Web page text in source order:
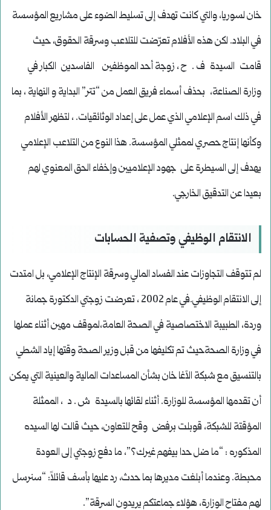
خان لسوريا، والتي كانت تهدف إلى تسليط الضوء على مشاريع المؤسسة
في البلاد. لكن هذه الأفلام تعرّضت للتلاعب وسرقة الحقوق، حيث
قامت السيدة ف . ح ، زوجة أحد الموظفين الفاسدين الكبار في
وزارة الصناعة، بحذف أسماء فريق العمل من “تتر” البداية و النهاية ، بما
في ذلك اسم الإعلامي الذي عمل على إعداد الوثائقيات. ، لتظهر الأفلام
وكأنها إنتاج حصري لممثلي المؤسسة. هذا النوع من التلاعب الإعلامي
يهدف إلى السيطرة على جهود الإعلاميين وإخفاء الحق المعنوي لهم
بعيدا عن التدقيق الخارجي.
الانتقام الوظيفي وتصفية الحسابات
لم تتوقف التجاوزات عند الفساد المالي وسرقة الإنتاج الإعلامي، بل امتدت
إلى الانتقام الوظيفي.في عام 2002 ، تعرضت زوجتي الدكتورة جمانة
وردة، الطبيبة الاختصاصية في الصحة العامة،لموقف مهين أثناء عملها
في وزارة الصحةحيث تم تكليفها من قبل وزير الصحة وقتها إياد الشطي
بالتنسيق مع شبكة الآغا خان بشأن المساعدات المالية والعينية التي يمكن
أن تقدمها المؤسسة للوزارة. أثناء لقائها بالسيدة ش . د ، الممثلة
المؤقتة للشبكة، قوبلت برفض وقح للتعاون، حيث قالت لها السيده
المذكوره : “ما ضل حدا بيفهم غيرك؟”، ما دفع زوجتي إلى العودة
محبطة. وعندما أبلغت مديرها بما حدث، رد عليها بأسف قائلاً: “سنرسل
لهم مفتاح الوزارة، هؤلاء جماعتكم يريدون السرقة”.